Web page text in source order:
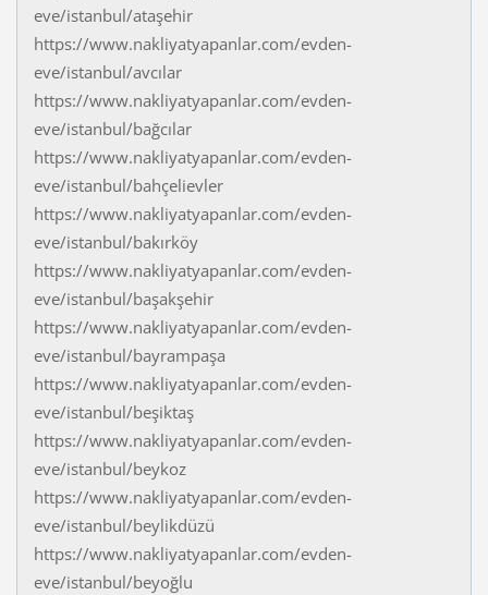
eve/istanbul/ataşehir
https://www.nakliyatyapanlar.com/evden-
eve/istanbul/avcılar
https://www.nakliyatyapanlar.com/evden-
eve/istanbul/bağcılar
https://www.nakliyatyapanlar.com/evden-
eve/istanbul/bahçelievler
https://www.nakliyatyapanlar.com/evden-
eve/istanbul/bakırköy
https://www.nakliyatyapanlar.com/evden-
eve/istanbul/başakşehir
https://www.nakliyatyapanlar.com/evden-
eve/istanbul/bayrampaşa
https://www.nakliyatyapanlar.com/evden-
eve/istanbul/beşiktaş
https://www.nakliyatyapanlar.com/evden-
eve/istanbul/beykoz
https://www.nakliyatyapanlar.com/evden-
eve/istanbul/beylikdüzü
https://www.nakliyatyapanlar.com/evden-
eve/istanbul/beyoğlu